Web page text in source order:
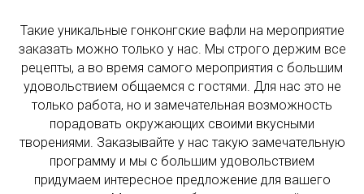
Такие уникальные гонконгские вафли на мероприятие
заказать можно только у нас. Мы строго держим все
рецепты, а во время самого мероприятия с большим
удовольствием общаемся с гостями. Для нас это не
только работа, но и замечательная возможность
порадовать окружающих своими вкусными
творениями. Заказывайте у нас такую замечательную
программу и мы с большим удовольствием
придумаем интересное предложение для вашего